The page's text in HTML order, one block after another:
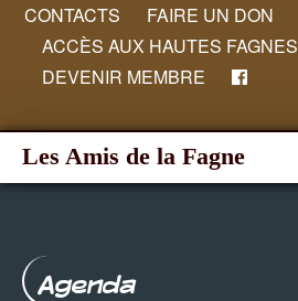
CONTACTS
FAIRE UN DON
ACCÈS AUX HAUTES FAGNES
DEVENIR MEMBRE
Les Amis de la Fagne
Agenda